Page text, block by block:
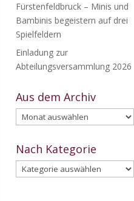
Fürstenfeldbruck – Minis und
Bambinis begeistern auf drei
Spielfeldern
Einladung zur
Abteilungsversammlung 2026
Aus dem Archiv
Aus
dem
Archiv
Nach Kategorie
Nach
Kategorie